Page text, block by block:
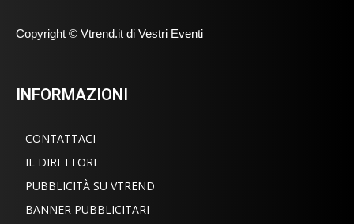
Copyright © Vtrend.it di Vestri Eventi
INFORMAZIONI
CONTATTACI
IL DIRETTORE
PUBBLICITÀ SU VTREND
BANNER PUBBLICITARI